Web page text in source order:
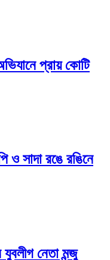
প্রায় কোটি
ও সাদা রঙে রঙিনে
নেতা মন্জু